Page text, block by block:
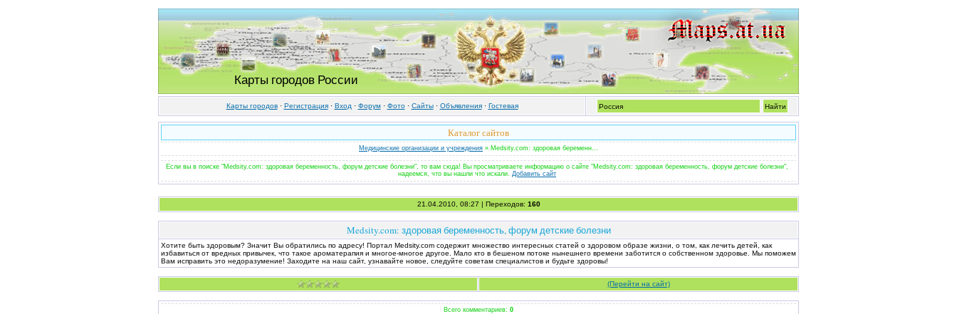
Карты городов России
Карты городов· Регистрация· Вход · Форум· Фото· Cайты· Объявления· Гостевая
Каталог сайтов
Медицинские организации и учреждения » Medsity.com: здоровая беременн...
Если вы в поиске "Medsity.com: здоровая беременность, форум детские болезни", то вам сюда! Вы просматриваете информацию о сайте "Medsity.com: здоровая беременность, форум детские болезни",
надеемся, что вы нашли что искали. Добавить сайт
21.04.2010, 08:27 | Переходов: 160
Medsity.com: здоровая беременность, форум детские болезни
Хотите быть здоровым? Значит Вы обратились по адресу! Портал Medsity.com содержит множество интересных статей о здоровом образе жизни, о том, как лечить детей, как
избавиться от вредных привычек, что такое ароматерапия и многое-многое другое. Мaло кто в бешеном потоке нынешнего времени заботится о собственном здоровье. Мы поможем
Вам исправить это недоразумение! Заходите на наш сайт, узнавайте новое, следуйте советам специалистов и будьте здоровы!
(Перейти на сайт)
Всего комментариев: 0